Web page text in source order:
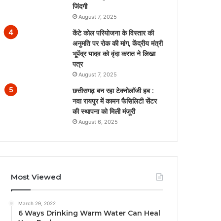
जिंदगी
August 7, 2025
केंटे कोल परियोजना के विस्तार की
अनुमति पर रोक की मांग, केंद्रीय मंत्री
भूपेंद्र यादव को वृंदा करात ने लिखा
पत्र
August 7, 2025
छत्तीसगढ़ बन रहा टेक्नोलॉजी हब :
नवा रायपुर में कामन फैसिलिटी सेंटर
की स्थापना को मिली मंजूरी
August 6, 2025
Most Viewed
March 29, 2022
6 Ways Drinking Warm Water Can Heal